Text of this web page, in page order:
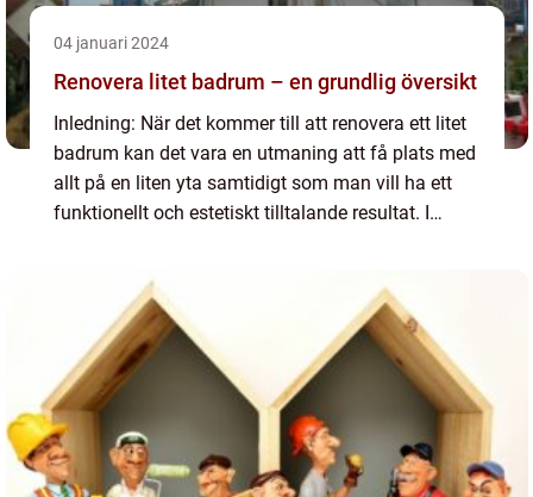
04 januari 2024
Renovera litet badrum – en grundlig översikt
Inledning: När det kommer till att renovera ett litet
badrum kan det vara en utmaning att få plats med
allt på en liten yta samtidigt som man vill ha ett
funktionellt och estetiskt tilltalande resultat. I